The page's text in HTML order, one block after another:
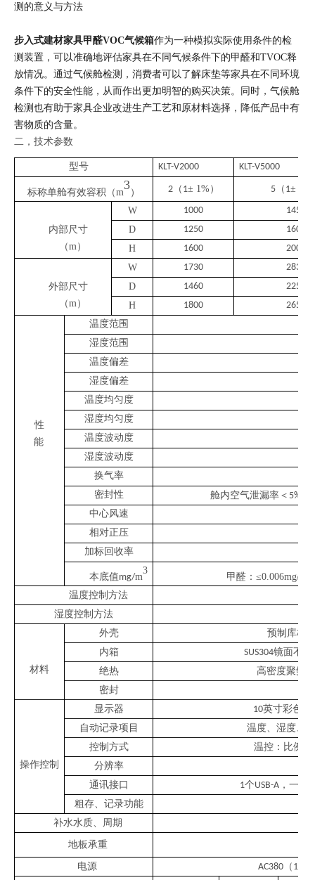
测的意义与方法
步入式建材家具甲醛VOC气候箱作为一种模拟实际使用条件的检
测装置，可以准确地评估家具在不同气候条件下的甲醛和TVOC释
放情况。通过气候舱检测，消费者可以了解床垫等家具在不同环境
条件下的安全性能，从而作出更加明智的购买决策。同时，气候舱
检测也有助于家具企业改进生产工艺和原材料选择，降低产品中有
害物质的含量。
二，技术参数
型号 KLT-V2000 KLT-V5000
标称单舱有效容积（m
3
） 2（ 1± 1 %） 5（ 1±
内部尺寸
（m）
W 1000
1450
D
1250
1600
H
1600 2000
外部尺寸
（m）
W 1730
2832
D
1460
2250
H
1800 2650
性
能
温度范围
湿度范围
温度偏差
湿度偏差
温度均匀度
湿度均匀度
温度波动度
湿度波动度
换气率
密封性
舱内空气泄漏率＜ 5%x
中心风速
相对正压
加标回收率
本底值mg/m
3
甲醛： ≤0.006mg/
温度控制方法
湿度控制方法
材料
外壳
预制库板
内箱
SUS304镜面不锈
绝热
高密度聚氨
密封
操作控制
显示器 10英寸彩色触
自动记录项目
温度、湿度、
控制方式
温控：比例
分辨率
通讯接口
1个USB-A ，一个
粗存、记录功能
补水水质、周期
地板承重
电源 AC380（ 1